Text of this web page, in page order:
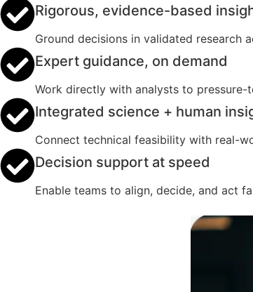
Rigorous, evidence-based
Ground decisions in validated research
Expert guidance, on demand
Work directly with analysts to
Integrated science + human
Connect technical feasibility with real-
Decision support at speed
Enable teams to align, decide, and act